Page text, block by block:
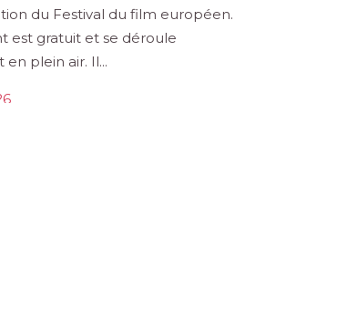
du Festival du film européen.
est gratuit et se déroule
plein air. Il...